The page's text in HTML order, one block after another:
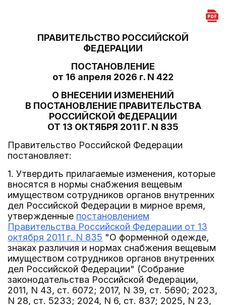
ПРАВИТЕЛЬСТВО РОССИЙСКОЙ
ФЕДЕРАЦИИ
ПОСТАНОВЛЕНИЕ
от 16 апреля 2026 г. N 422
О ВНЕСЕНИИ ИЗМЕНЕНИЙ
В ПОСТАНОВЛЕНИЕ ПРАВИТЕЛЬСТВА
РОССИЙСКОЙ ФЕДЕРАЦИИ
ОТ 13 ОКТЯБРЯ 2011 Г. N 835
Правительство Российской Федерации
постановляет:
1. Утвердить прилагаемые изменения, которые
вносятся в нормы снабжения вещевым
имуществом сотрудников органов внутренних
дел Российской Федерации в мирное время,
утвержденные постановлением
Правительства Российской Федерации от 13
октября 2011 г. N 835 "О форменной одежде,
знаках различия и нормах снабжения вещевым
имуществом сотрудников органов внутренних
дел Российской Федерации" (Собрание
законодательства Российской Федерации,
2011, N 43, ст. 6072; 2017, N 39, ст. 5690; 2023,
N 28, ст. 5233; 2024, N 6, ст. 837; 2025, N 23,